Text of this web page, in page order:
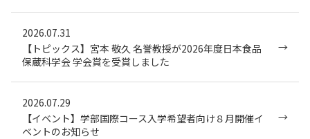
2026.07.31
【トピックス】宮本 敬久 名誉教授が2026年度日本食品
保蔵科学会 学会賞を受賞しました
2026.07.29
【イベント】学部国際コース入学希望者向け８月開催イ
ベントのお知らせ